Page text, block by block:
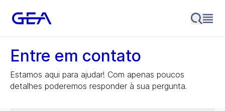
Entre em contato
Estamos aqui para ajudar! Com apenas poucos
detalhes poderemos responder à sua pergunta.